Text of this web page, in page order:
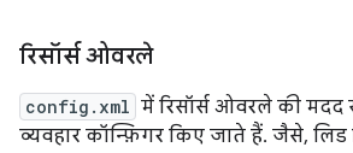
रिसॉर्स ओवरले
config.xml में रिसॉर्स ओवरले की
व्यवहार कॉन्फ़िगर किए जाते हैं. जैसे, लिड